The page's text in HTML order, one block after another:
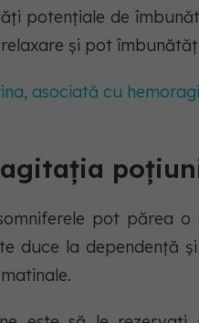
potențiale de
și pot
asociată cu
pot părea
duce la dependență